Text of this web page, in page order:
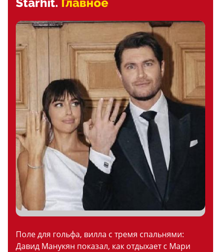
Starhit. Главное
Поле для гольфа, вилла с тремя спальнями:
Давид Манукян показал, как отдыхает с Мари